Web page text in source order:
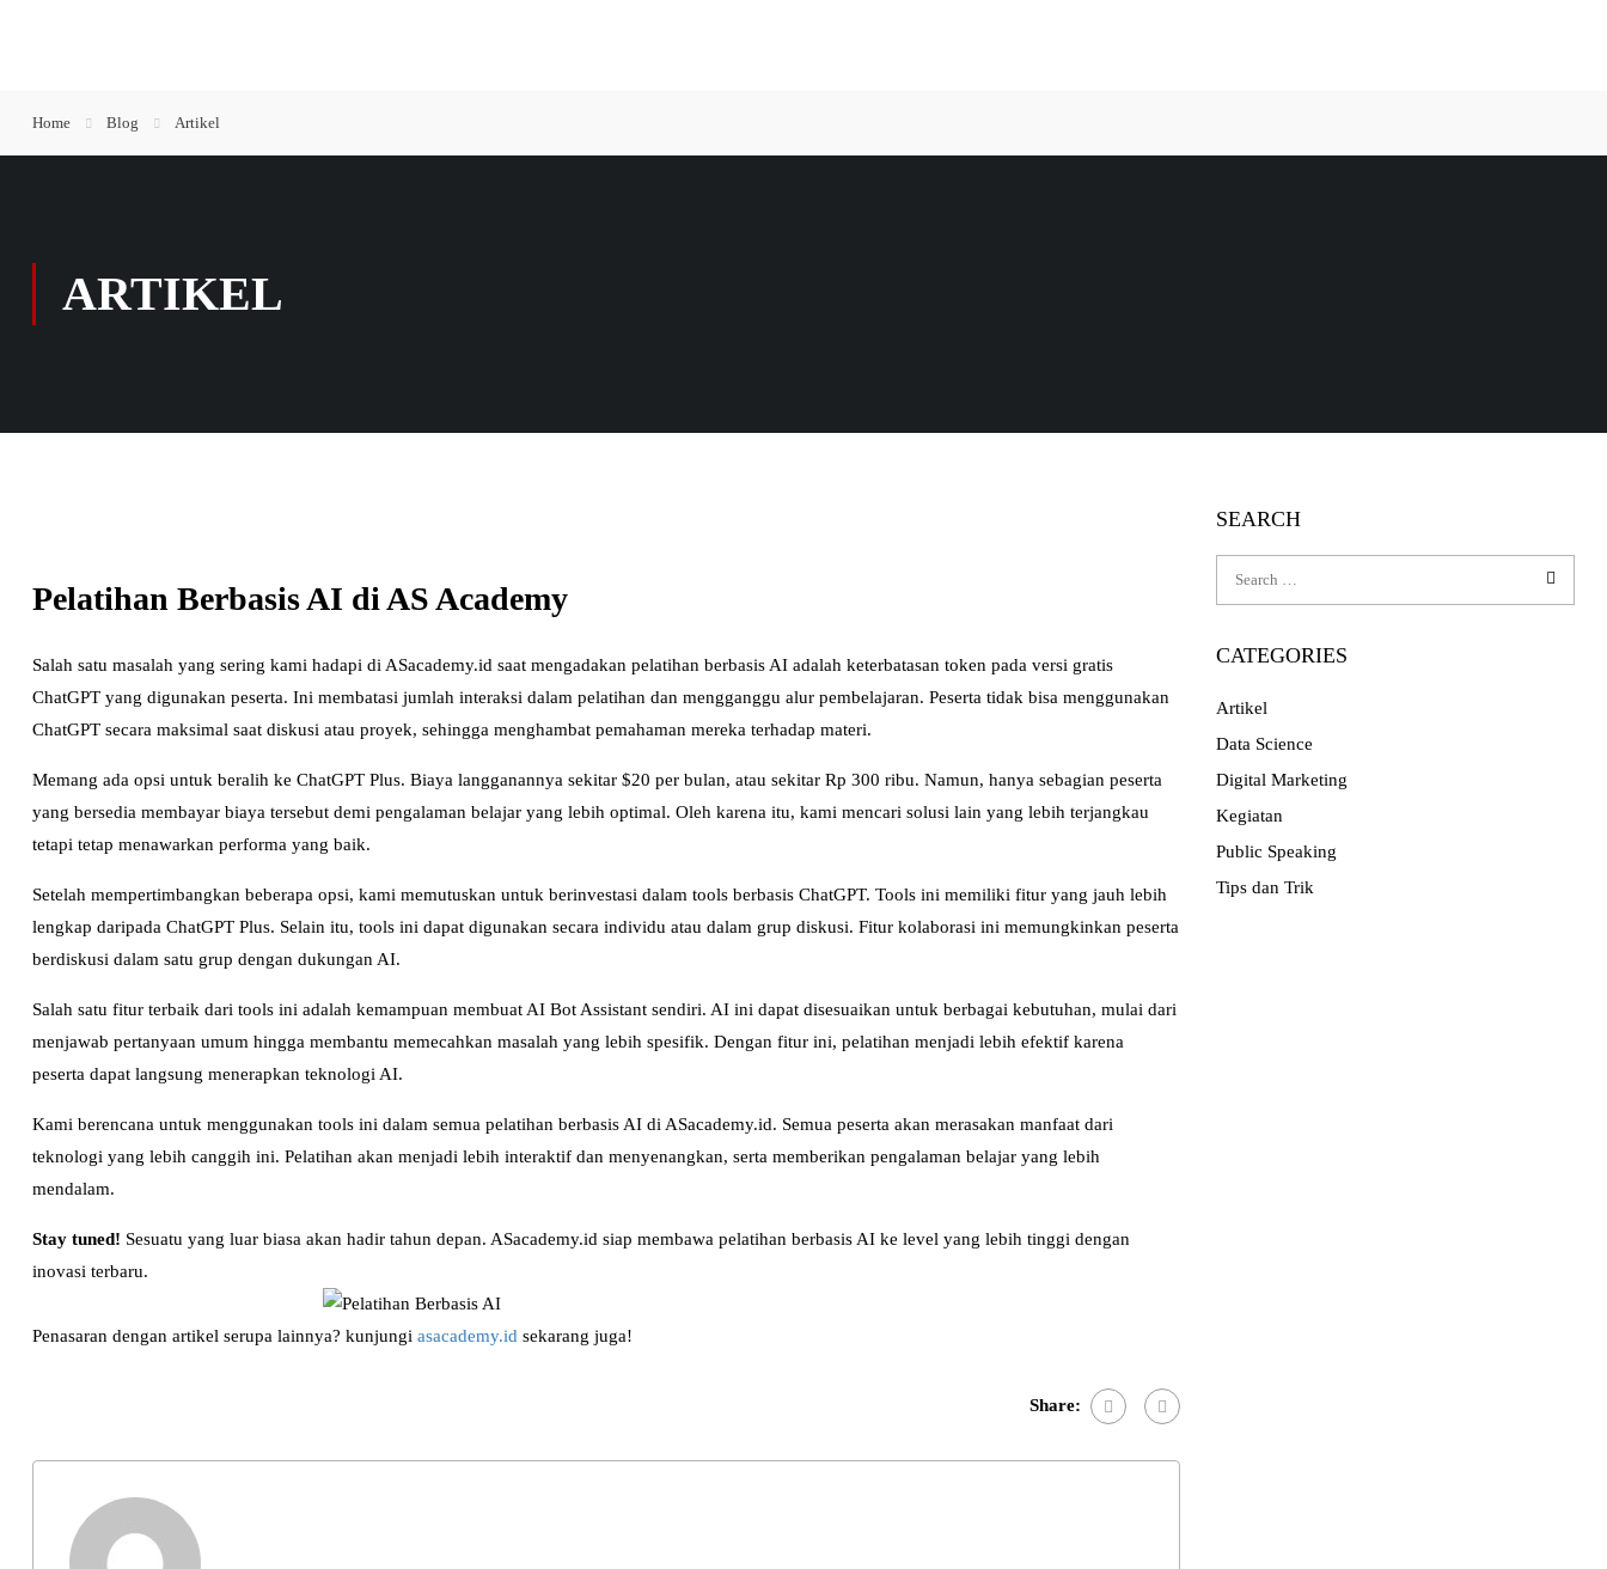
Home Blog Artikel
ARTIKEL
Pelatihan Berbasis AI di AS Academy
Salah satu masalah yang sering kami hadapi di ASacademy.id saat mengadakan pelatihan berbasis AI adalah keterbatasan token pada versi gratis
ChatGPT yang digunakan peserta. Ini membatasi jumlah interaksi dalam pelatihan dan mengganggu alur pembelajaran. Peserta tidak bisa menggunakan
ChatGPT secara maksimal saat diskusi atau proyek, sehingga menghambat pemahaman mereka terhadap materi.
Memang ada opsi untuk beralih ke ChatGPT Plus. Biaya langganannya sekitar $20 per bulan, atau sekitar Rp 300 ribu. Namun, hanya sebagian peserta
yang bersedia membayar biaya tersebut demi pengalaman belajar yang lebih optimal. Oleh karena itu, kami mencari solusi lain yang lebih terjangkau
tetapi tetap menawarkan performa yang baik.
Setelah mempertimbangkan beberapa opsi, kami memutuskan untuk berinvestasi dalam tools berbasis ChatGPT. Tools ini memiliki fitur yang jauh lebih
lengkap daripada ChatGPT Plus. Selain itu, tools ini dapat digunakan secara individu atau dalam grup diskusi. Fitur kolaborasi ini memungkinkan peserta
berdiskusi dalam satu grup dengan dukungan AI.
Salah satu fitur terbaik dari tools ini adalah kemampuan membuat AI Bot Assistant sendiri. AI ini dapat disesuaikan untuk berbagai kebutuhan, mulai dari
menjawab pertanyaan umum hingga membantu memecahkan masalah yang lebih spesifik. Dengan fitur ini, pelatihan menjadi lebih efektif karena
peserta dapat langsung menerapkan teknologi AI.
Kami berencana untuk menggunakan tools ini dalam semua pelatihan berbasis AI di ASacademy.id. Semua peserta akan merasakan manfaat dari
teknologi yang lebih canggih ini. Pelatihan akan menjadi lebih interaktif dan menyenangkan, serta memberikan pengalaman belajar yang lebih
mendalam.
Stay tuned! Sesuatu yang luar biasa akan hadir tahun depan. ASacademy.id siap membawa pelatihan berbasis AI ke level yang lebih tinggi dengan
inovasi terbaru.
Penasaran dengan artikel serupa lainnya? kunjungi asacademy.id sekarang juga!
Share:
SEARCH
CATEGORIES
Artikel
Data Science
Digital Marketing
Kegiatan
Public Speaking
Tips dan Trik